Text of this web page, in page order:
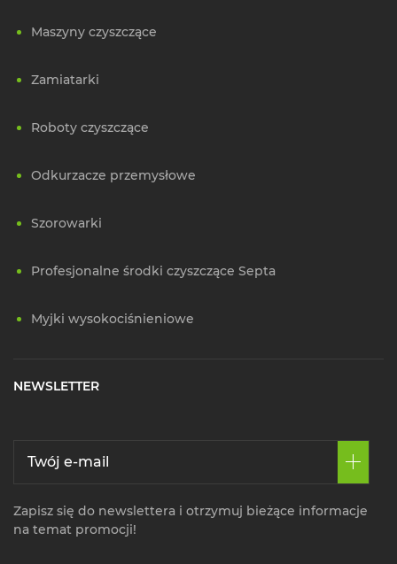
Maszyny czyszczące
Zamiatarki
Roboty czyszczące
Odkurzacze przemysłowe
Szorowarki
Profesjonalne środki czyszczące Septa
Myjki wysokociśnieniowe
NEWSLETTER
Zapisz się do newslettera i otrzymuj bieżące informacje
na temat promocji!